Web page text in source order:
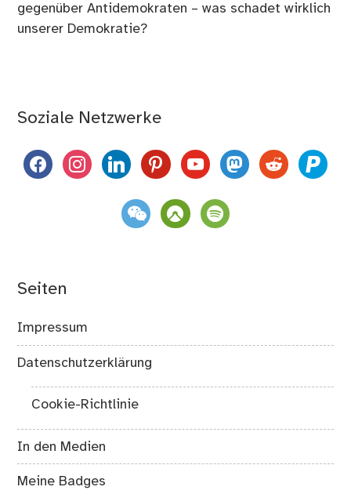
gegenüber Antidemokraten – was schadet wirklich
unserer Demokratie?
Soziale Netzwerke
facebookinstagramlinkedinpinterestyoutubemastodon
reddit paypal
weixin komootspotify
Seiten
Impressum
Datenschutzerklärung
Cookie-Richtlinie
In den Medien
Meine Badges